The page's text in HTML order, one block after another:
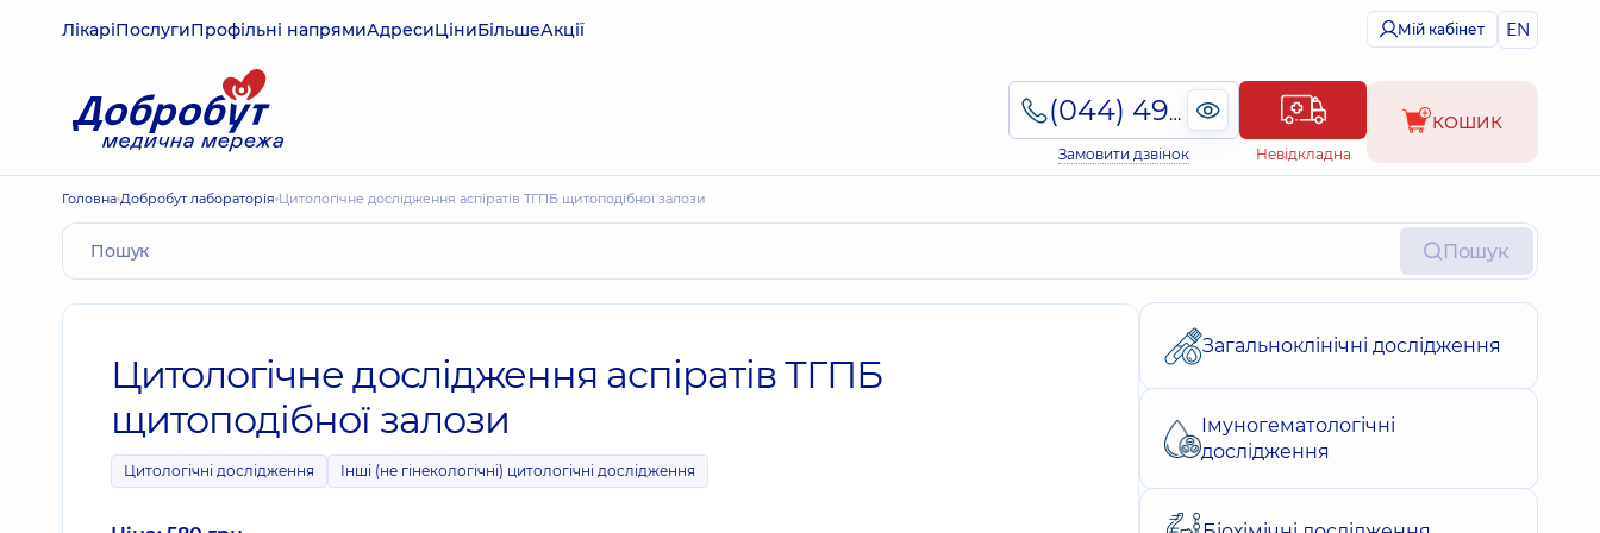
ЛікаріПослугиПрофільні напрямиАдресиЦіниБільшеАкції Мій кабінет EN
(044) 495-2-888
Замовити дзвінок Невідкладна
КОШИК
Головна Добробут лабораторія Цитологічне дослідження аспіратів ТГПБ щитоподібної залози
Пошук
Цитологічне дослідження аспіратів ТГПБ
щитоподібної залози
Цитологічні дослідження Інші (не гінекологічні) цитологічні дослідження
Загальноклінічні дослідження
Імуногематологічні
дослідження